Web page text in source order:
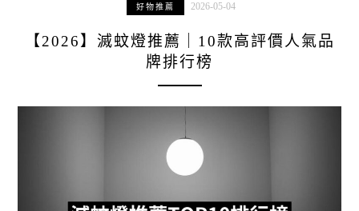
好物推薦 2026-05-04
【2026】滅蚊燈推薦｜10款高評價人氣品
牌排行榜